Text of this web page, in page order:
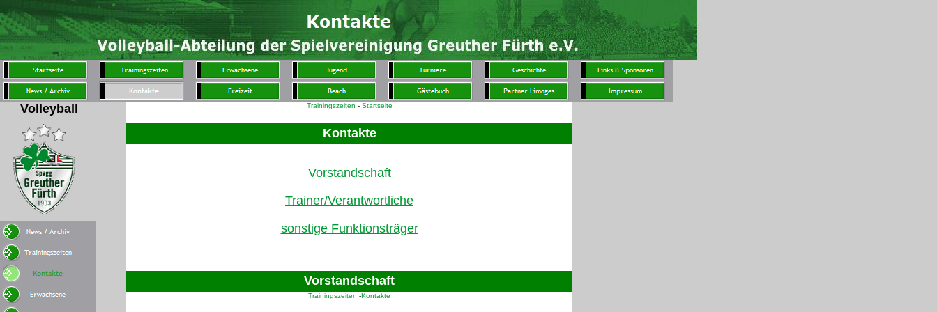
Volleyball Trainingszeiten - Startseite
Kontakte
Vorstandschaft
Trainer/Verantwortliche
sonstige Funktionsträger
Vorstandschaft
Trainingszeiten -Kontakte